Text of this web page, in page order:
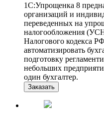
1С:Упрощенка 8
организаций и
переведенных на
налогообложения
Налогового кодекса
автоматизировать
подготовку
небольших
один бухгалтер.
Заказать